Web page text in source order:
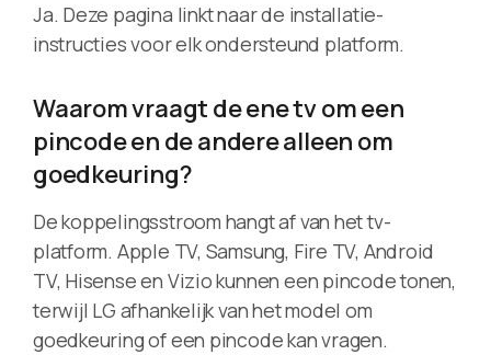
Ja. Deze pagina linkt naar de installatie-
instructies voor elk ondersteund platform.
Waarom vraagt de ene tv om een
pincode en de andere alleen om
goedkeuring?
De koppelingsstroom hangt af van het tv-
platform. Apple TV, Samsung, Fire TV, Android
TV, Hisense en Vizio kunnen een pincode tonen,
terwijl LG afhankelijk van het model om
goedkeuring of een pincode kan vragen.